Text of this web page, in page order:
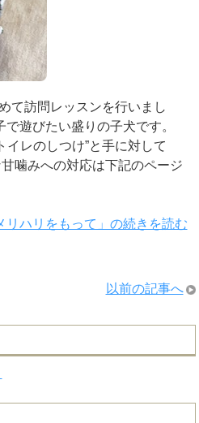
て訪問レッスンを行いまし
遊びたい盛りの子犬です。
イレのしつけ”と手に対して
噛みへの対応は下記のページ
リハリをもって」の続きを読む
以前の記事へ